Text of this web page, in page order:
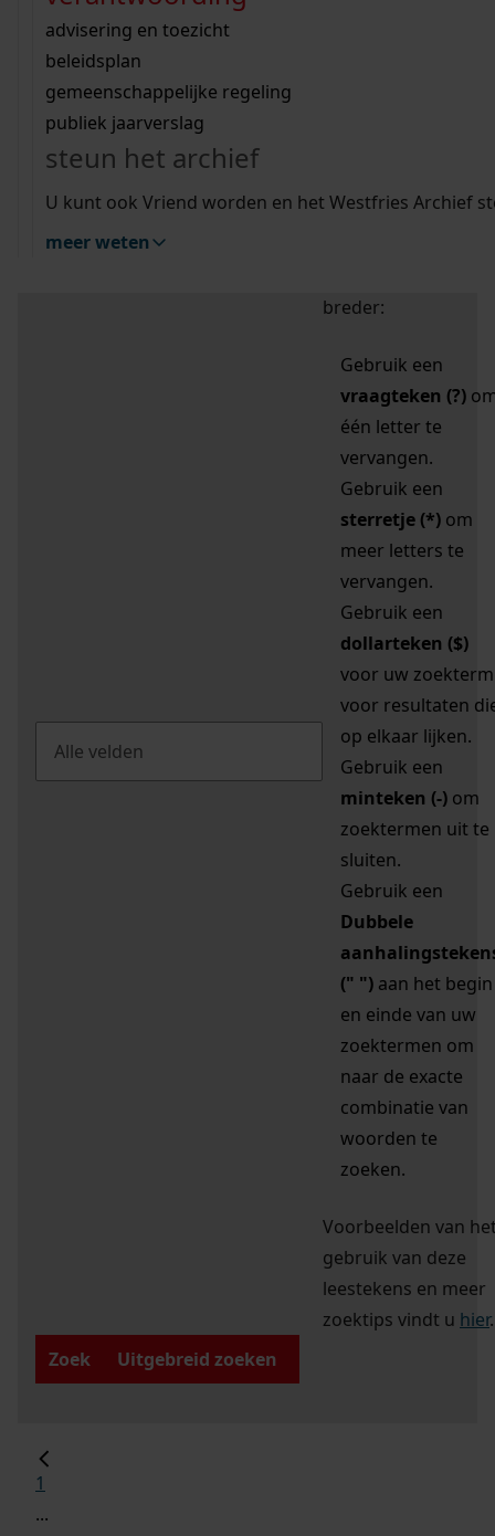
bouwvergunningen
omgevingsvergunningen
vergunningen
beeld en geluid
uitleg nodig?
Wij helpen u op weg met een aantal zoektips.
bekijk alle zoektips
Wij helpen u op weg met een aantal zoektips.
bekijk alle zoektips
bekijk ons geschiedenislokaal
advisering en toezicht
beleidsplan
gemeenschappelijke regeling
publiek jaarverslag
steun het archief
U kunt ook Vriend worden en het Westfries Archief
meer weten
zoektips
Mijn Studiezaal (inloggen)
uw zoekopdracht te
breder:
Gebruik een
vraagteken (?)
één letter te
vervangen.
Gebruik een
sterretje (*) om
meer letters te
vervangen.
Gebruik een
dollarteken ($)
voor uw zoekterm
voor resultaten
op elkaar lijken.
Gebruik een
minteken (-) om
zoektermen uit te
sluiten.
Gebruik een
Dubbele
(" ") aan het begin
en einde van uw
zoektermen om
naar de exacte
combinatie van
woorden te
zoeken.
Voorbeelden van
gebruik van deze
leestekens en meer
zoektips vindt u hier.
Zoek
Uitgebreid zoeken
1
...